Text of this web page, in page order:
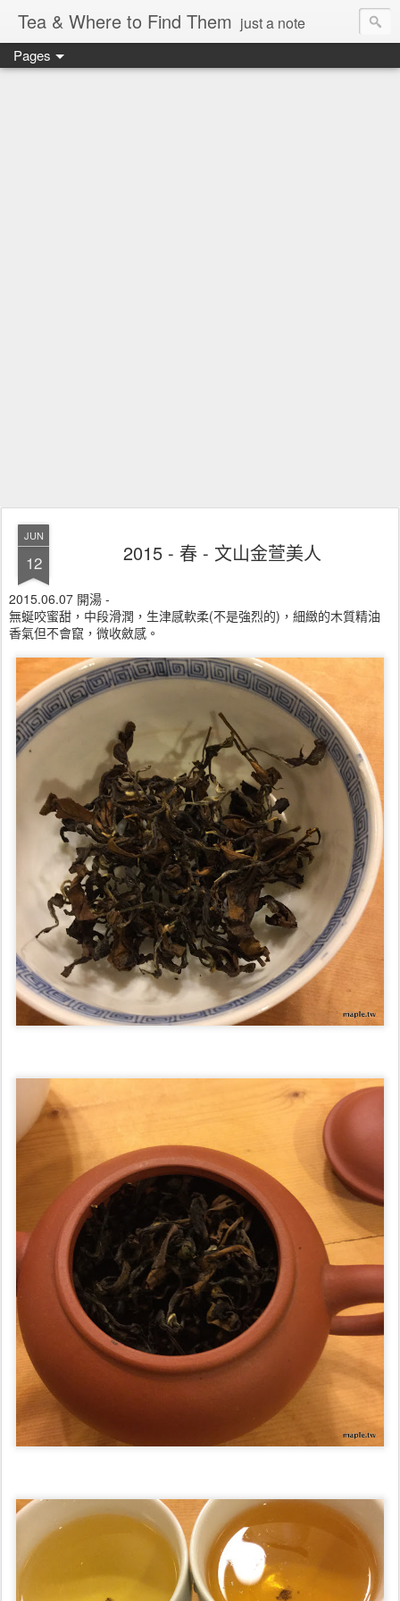
Tea & Where to Find Them just a note
Pages
JUN
12 2015 - 春 - 文山金萱美人
2015.06.07 開湯 -
無蜒咬蜜甜，中段滑潤，生津感軟柔(不是強烈的)，細緻的木質精油
香氣但不會竄，微收斂感。